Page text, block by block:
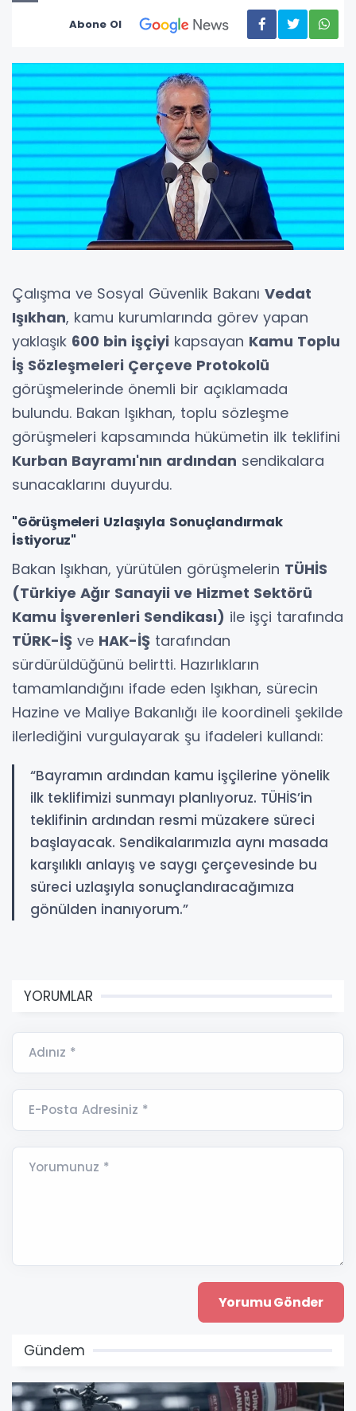
Abone Ol
Çalışma ve Sosyal Güvenlik Bakanı Vedat
Işıkhan, kamu kurumlarında görev yapan
yaklaşık 600 bin işçiyi kapsayan Kamu Toplu
İş Sözleşmeleri Çerçeve Protokolü
görüşmelerinde önemli bir açıklamada
bulundu. Bakan Işıkhan, toplu sözleşme
görüşmeleri kapsamında hükümetin ilk teklifini
Kurban Bayramı'nın ardından sendikalara
sunacaklarını duyurdu.
"Görüşmeleri Uzlaşıyla Sonuçlandırmak
İstiyoruz"
Bakan Işıkhan, yürütülen görüşmelerin TÜHİS
(Türkiye Ağır Sanayii ve Hizmet Sektörü
Kamu İşverenleri Sendikası) ile işçi tarafında
TÜRK-İŞ ve HAK-İŞ tarafından
sürdürüldüğünü belirtti. Hazırlıkların
tamamlandığını ifade eden Işıkhan, sürecin
Hazine ve Maliye Bakanlığı ile koordineli şekilde
ilerlediğini vurgulayarak şu ifadeleri kullandı:
“Bayramın ardından kamu işçilerine yönelik
ilk teklifimizi sunmayı planlıyoruz. TÜHİS’in
teklifinin ardından resmi müzakere süreci
başlayacak. Sendikalarımızla aynı masada
karşılıklı anlayış ve saygı çerçevesinde bu
süreci uzlaşıyla sonuçlandıracağımıza
gönülden inanıyorum.”
YORUMLAR
Adınız *
E-Posta Adresiniz *
Yorumunuz *
Gündem